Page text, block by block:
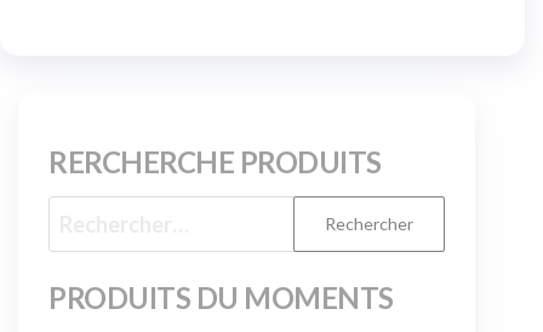
RERCHERCHE PRODUITS
PRODUITS DU MOMENTS